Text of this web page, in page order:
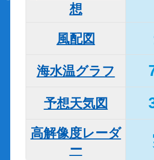
想
風配図
海水温グラフ
予想天気図
高解像度レーダ
ー